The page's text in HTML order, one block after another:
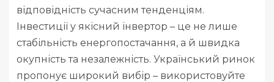
відповідність сучасним тенденціям.
Інвестиції у якісний інвертор – це не лише
стабільність енергопостачання, а й швидка
окупність та незалежність. Український ринок
пропонує широкий вибір – використовуйте